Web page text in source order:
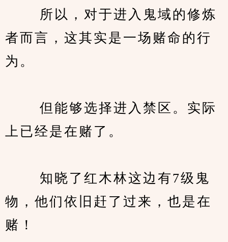
所以，对于进入鬼域的修炼
者而言，这其实是一场赌命的行
为。
但能够选择进入禁区。实际
上已经是在赌了。
知晓了红木林这边有7级鬼
物，他们依旧赶了过来，也是在
赌！